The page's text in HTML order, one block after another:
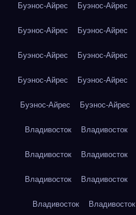
Буэнос-Айрес Буэнос-Айрес
Буэнос-Айрес Буэнос-Айрес
Буэнос-Айрес Буэнос-Айрес
Буэнос-Айрес Буэнос-Айрес
Буэнос-Айрес Буэнос-Айрес
Владивосток Владивосток
Владивосток Владивосток
Владивосток Владивосток
Владивосток Владивосток